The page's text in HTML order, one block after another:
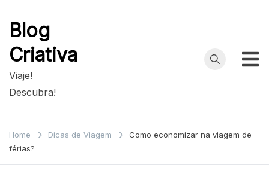
Blog
Criativa
Viaje!
Descubra!
Home Dicas de Viagem
Como economizar na viagem de
férias?